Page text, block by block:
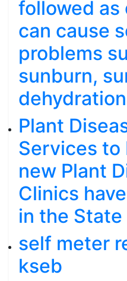
followed as
can cause
problems
sunburn,
dehydration
Plant
Services to
new Plant
Clinics
in the State
self meter
kseb